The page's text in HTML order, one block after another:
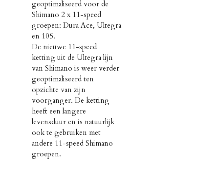
geoptimaliseerd voor de
Shimano 2 x 11-speed
groepen: Dura Ace, Ultegra
en 105.
De nieuwe 11-speed
ketting uit de Ultegra lijn
van Shimano is weer verder
geoptimaliseerd ten
opzichte van zijn
voorganger. De ketting
heeft een langere
levensduur en is natuurlijk
ook te gebruiken met
andere 11-speed Shimano
groepen.